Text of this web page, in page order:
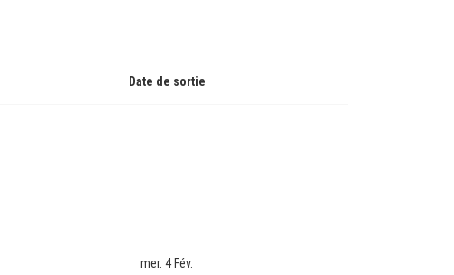
Date de sortie
mer. 4 Fév.